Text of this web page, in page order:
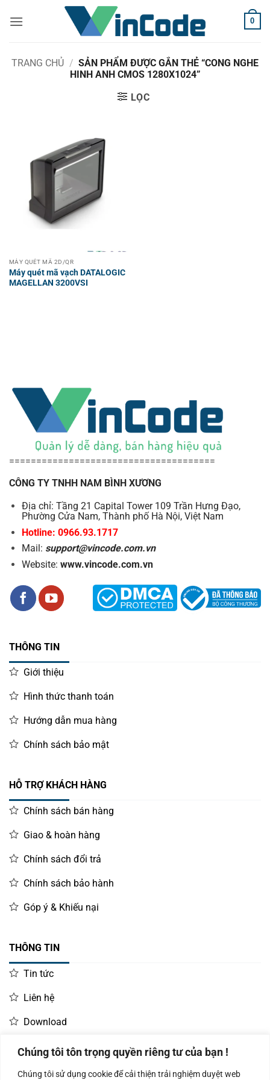
Chúng tôi tôn trọng quyền riêng tư của bạn !
Chúng tôi sử dụng cookie để cải thiện trải nghiệm duyệt web
qua
0
TRANG CHỦ / SẢN PHẨM ĐƯỢC GẮN THẺ “CONG NGHE
HINH ANH CMOS 1280X1024”
LỌC
MÁY QUÉT MÃ 2D/QR
Máy quét mã vạch DATALOGIC
MAGELLAN 3200VSI
======================================
CÔNG TY TNHH NAM BÌNH XƯƠNG
Địa chỉ: Tầng 21 Capital Tower 109 Trần Hưng Đạo,
Phường Cửa Nam, Thành phố Hà Nội, Việt Nam
Hotline: 0966.93.1717
Mail: support@vincode.com.vn
Website: www.vincode.com.vn
THÔNG TIN
Giới thiệu
Hình thức thanh toán
Hướng dẫn mua hàng
Chính sách bảo mật
HỖ TRỢ KHÁCH HÀNG
Chính sách bán hàng
Giao & hoàn hàng
Chính sách đổi trả
Chính sách bảo hành
Góp ý & Khiếu nại
THÔNG TIN
Tin tức
Liên hệ
Download
LIÊN HỆ MUA HÀNG